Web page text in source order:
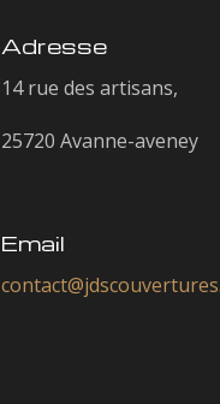
Adresse
14 rue des artisans,
25720 Avanne-aveney
Email